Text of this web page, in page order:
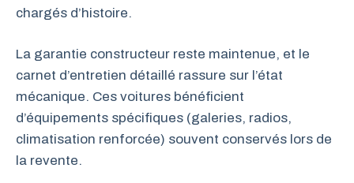
chargés d’histoire.
La garantie constructeur reste maintenue, et le
carnet d’entretien détaillé rassure sur l’état
mécanique. Ces voitures bénéficient
d’équipements spécifiques (galeries, radios,
climatisation renforcée) souvent conservés lors de
la revente.